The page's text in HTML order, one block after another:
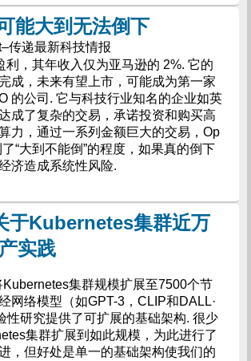
能大到无法倒下
传递最新科技情报
利，其年收入仅为亚马逊的 2%. 它的
成，未来有望上市，可能成为第一家
的公司. 它与科技行业知名的企业如英
成了复杂的交易，承诺投资和购买高
力，通过一系列金额巨大的交易，Op
“大到不能倒”的程度，如果真的倒下
济造成系统性风险.
于Kubernetes集群近万
实践
集群规模扩展至7500个节
网络模型（如GPT-3，CLIP和DALL·
性研究提供了可扩展的基础架构. 很少
集群扩展到如此规模，为此进行了
，但好处是单一的基础架构使我们的